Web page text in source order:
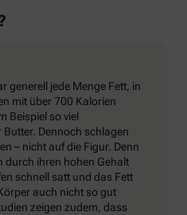
generell jede Menge Fett, in
mit über 700 Kalorien
Beispiel so viel
Butter. Dennoch schlagen
– nicht auf die Figur. Denn
durch ihren hohen Gehalt
schnell satt und das Fett
auch nicht so gut
zeigen zudem, dass